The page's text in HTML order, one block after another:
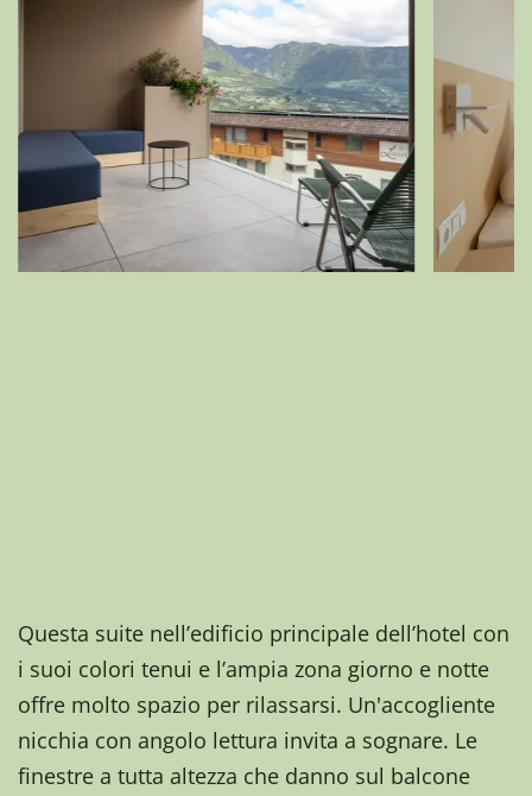
Questa suite nell’edificio principale dell’hotel con
i suoi colori tenui e l’ampia zona giorno e notte
offre molto spazio per rilassarsi. Un'accogliente
nicchia con angolo lettura invita a sognare. Le
finestre a tutta altezza che danno sul balcone